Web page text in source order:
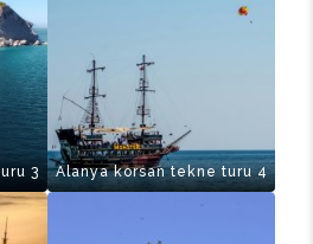
3 Alanya korsan tekne turu 4